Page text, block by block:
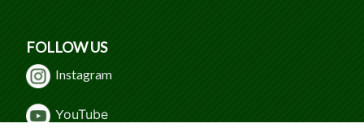
FOLLOW US
Instagram
YouTube